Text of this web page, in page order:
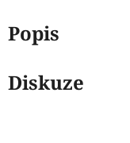
Popis
Diskuze